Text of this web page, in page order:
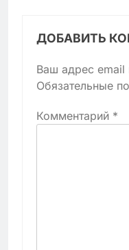
ДОБАВИТЬ
Ваш адрес email
Обязательные
Комментарий *